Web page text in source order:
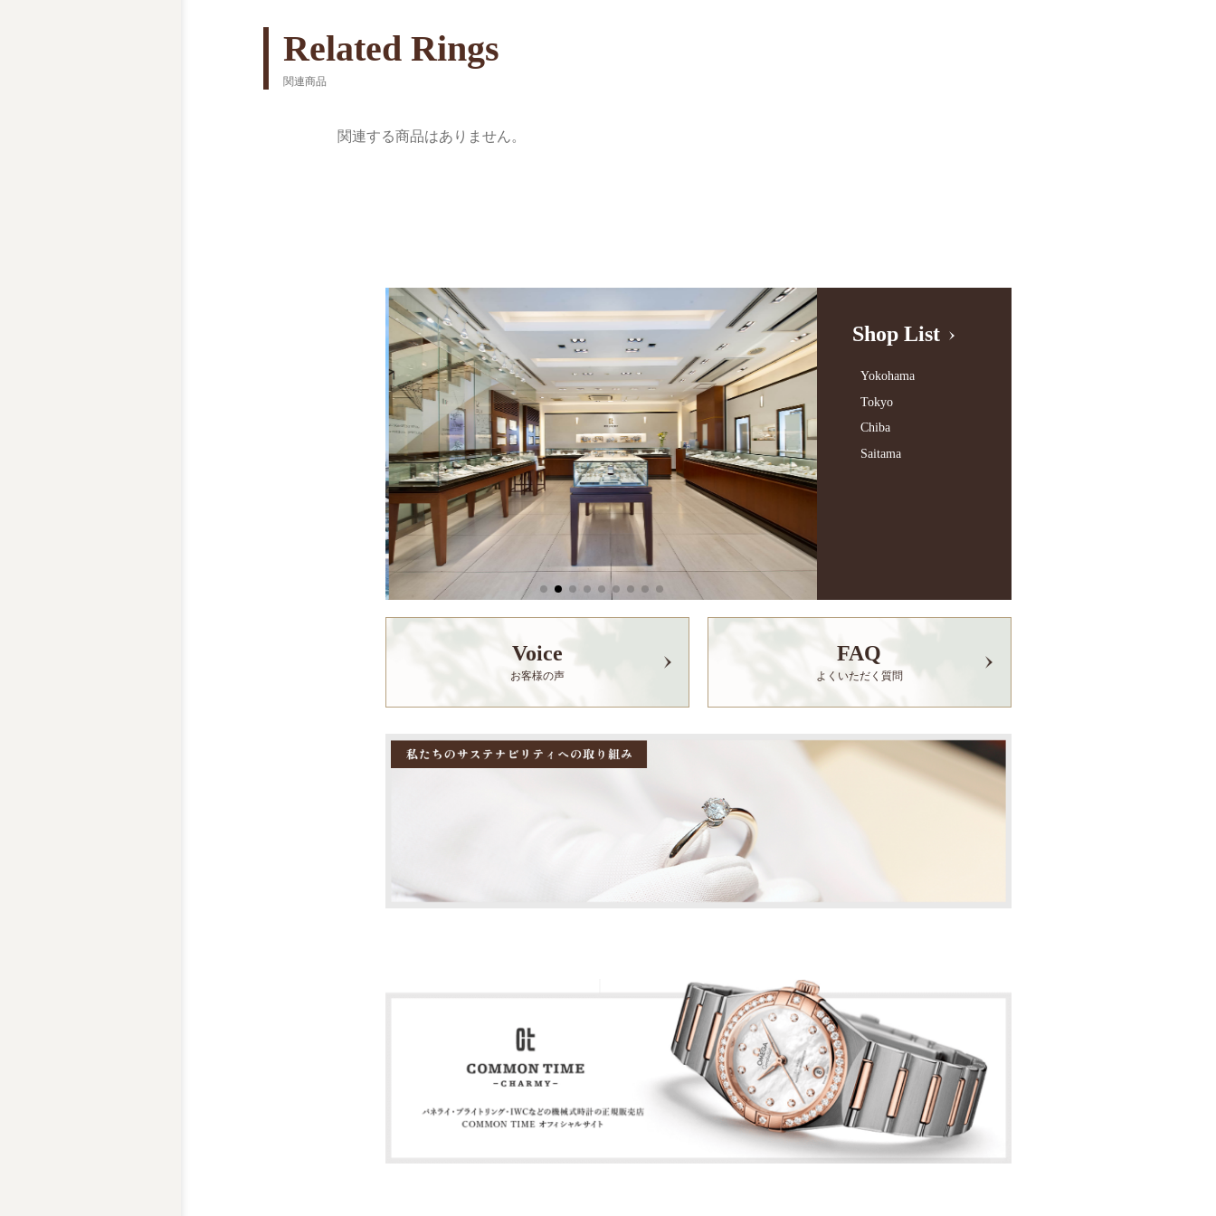
Related Rings
関連商品
関連する商品はありません。
Shop List
Yokohama
Tokyo
Chiba
Saitama
Voice
お客様の声
FAQ
よくいただく質問